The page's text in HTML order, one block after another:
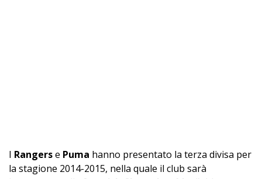
I Rangerse Puma hanno presentato la terza divisa per
la stagione 2014-2015, nella quale il club sarà